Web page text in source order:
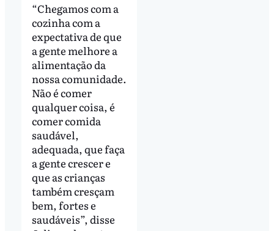
“Chegamos com a
cozinha com a
expectativa de que
a gente melhore a
alimentação da
nossa comunidade.
Não é comer
qualquer coisa, é
comer comida
saudável,
adequada, que faça
a gente crescer e
que as crianças
também cresçam
bem, fortes e
saudáveis”, disse